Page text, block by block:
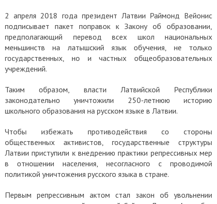
2 апреля 2018 года президент Латвии Раймонд Вейонис
подписывает пакет поправок к Закону об образовании,
предполагающий перевод всех школ национальных
меньшинств на латышский язык обучения, не только
государственных, но и частных общеобразовательных
учреждений.
Таким образом, власти Латвийской Республики
законодательно уничтожили 250-летнюю историю
школьного образования на русском языке в Латвии.
Чтобы избежать противодействия со стороны
общественных активистов, государственные структуры
Латвии приступили к внедрению практики репрессивных мер
в отношении населения, несогласного с проводимой
политикой уничтожения русского языка в стране.
Первым репрессивным актом стал закон об увольнении